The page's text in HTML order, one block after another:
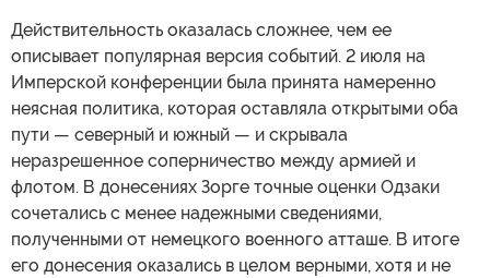
Действительность оказалась сложнее, чем ее
описывает популярная версия событий. 2 июля на
Имперской конференции была принята намеренно
неясная политика, которая оставляла открытыми оба
пути — северный и южный — и скрывала
неразрешенное соперничество между армией и
флотом. В донесениях Зорге точные оценки Одзаки
сочетались с менее надежными сведениями,
полученными от немецкого военного атташе. В итоге
его донесения оказались в целом верными, хотя и не